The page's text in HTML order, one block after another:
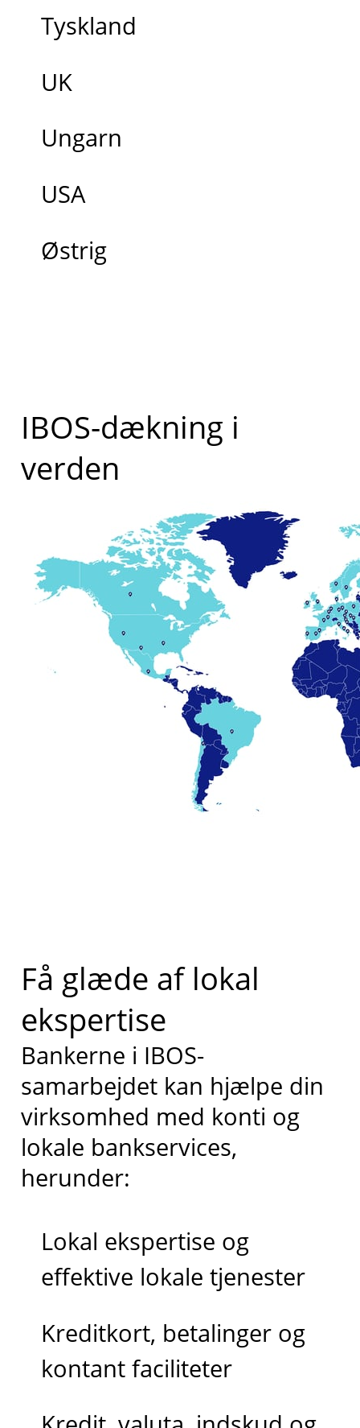
Tyskland
UK
Ungarn
USA
Østrig
IBOS-dækning i
verden
Få glæde af lokal
ekspertise
Bankerne i IBOS-
samarbejdet kan hjælpe din
virksomhed med konti og
lokale bankservices,
herunder:
Lokal ekspertise og
effektive lokale tjenester
Kreditkort, betalinger og
kontant faciliteter